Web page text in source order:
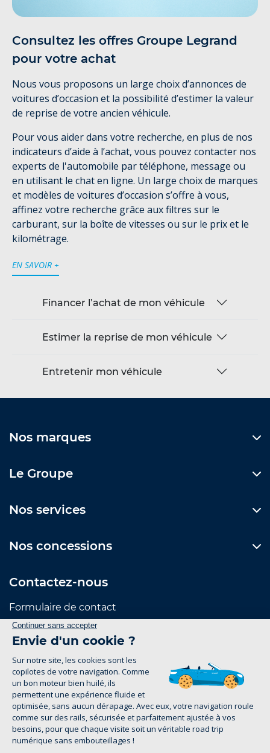
Consultez les offres Groupe Legrand
pour votre achat
Nous vous proposons un large choix d’annonces de
voitures d’occasion et la possibilité d’estimer la valeur
de reprise de votre ancien véhicule.
Pour vous aider dans votre recherche, en plus de nos
indicateurs d’aide à l’achat, vous pouvez contacter nos
experts de l'automobile par téléphone, message ou
en utilisant le chat en ligne. Un large choix de marques
et modèles de voitures d’occasion s’offre à vous,
affinez votre recherche grâce aux filtres sur le
carburant, sur la boîte de vitesses ou sur le prix et le
kilométrage.
EN SAVOIR +
Financer l’achat de mon véhicule
Estimer la reprise de mon véhicule
Entretenir mon véhicule
Nos marques
Le Groupe
Nos services
Nos concessions
Contactez-nous
Formulaire de contact
Suivez-nous
Mentions Légales
Politique de confidentialité
groupe-legrand.fr 2026